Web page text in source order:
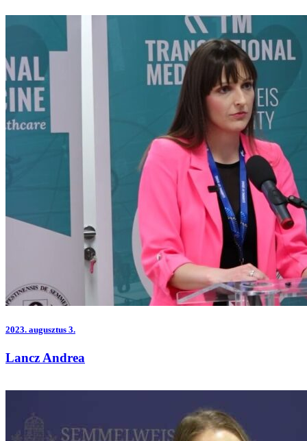
2023. augusztus 3.
Lancz Andrea